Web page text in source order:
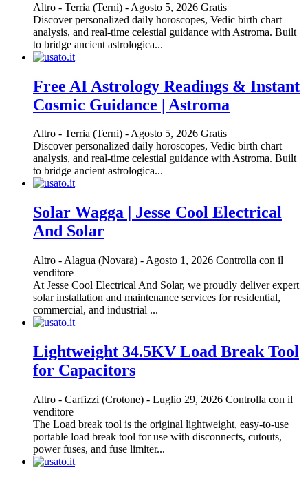
Altro - Terria (Terni) - Agosto 5, 2026 Gratis
Discover personalized daily horoscopes, Vedic birth chart
analysis, and real-time celestial guidance with Astroma. Built
to bridge ancient astrologica...
Free AI Astrology Readings & Instant
Cosmic Guidance | Astroma
Altro - Terria (Terni) -Agosto 5, 2026 Gratis
Discover personalized daily horoscopes, Vedic birth chart
analysis, and real-time celestial guidance with Astroma. Built
to bridge ancient astrologica...
Solar Wagga | Jesse Cool Electrical
And Solar
Altro - Alagua (Novara) - Agosto 1, 2026 Controlla con il
venditore
At Jesse Cool Electrical And Solar, we proudly deliver expert
solar installation and maintenance services for residential,
commercial, and industrial ...
Lightweight 34.5KV Load Break Tool
for Capacitors
Altro - Carfizzi (Crotone) - Luglio 29, 2026 Controlla con il
venditore
The Load break tool is the original lightweight, easy-to-use
portable load break tool for use with disconnects, cutouts,
power fuses, and fuse limiter...